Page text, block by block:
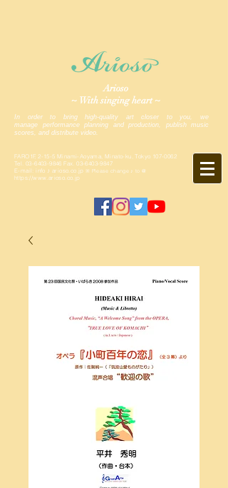
Arioso
~ With singing heart ~
In order to bring high-quality art closer to you, we
manage performance planning and production, publish music
scores, and distribute video.
FARO1F, 2-15-5 Minami-Aoyama, Minato-ku, Tokyo 107-0062
Tel. 03-6403-9846 Fax.03-6403-9847
E-mail: info ♪ arioso.co.jp ※ Please change ♪ to @
https://www.arioso.co.jp